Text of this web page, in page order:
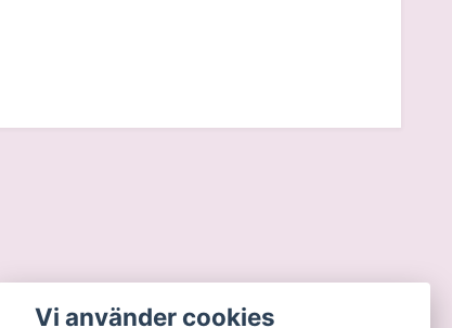
Vi använder cookies